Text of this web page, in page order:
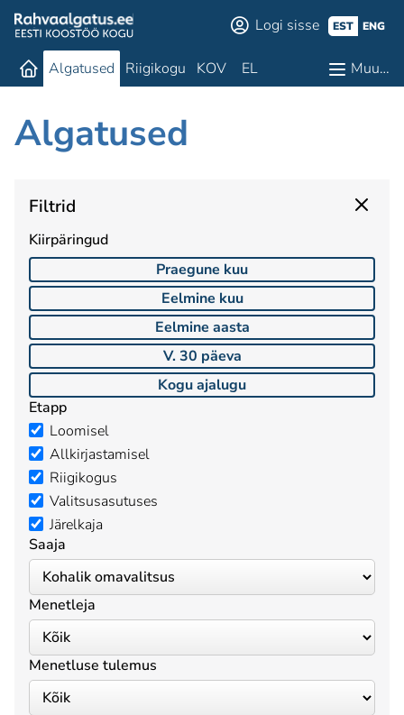
Logi sisse EST ENG
Algatused Riigikogu KOV EL Muu…
Algatused
Filtrid
Kiirpäringud
Praegune kuu
Eelmine kuu
Eelmine aasta
V. 30 päeva
Kogu ajalugu
Etapp
Loomisel
Allkirjastamisel
Riigikogus
Valitsusasutuses
Järelkaja
Saaja
Menetleja
Menetluse tulemus